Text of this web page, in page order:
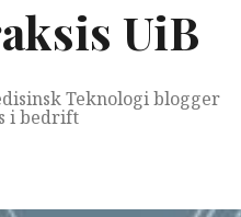
UiB
Teknologi blogger
i bedrift